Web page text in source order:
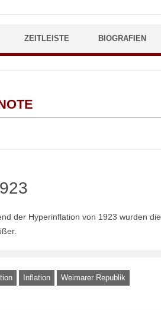
ZEITLEISTE BIOGRAFIEN
der Hyperinflation von 1923 wurden die
Inflation Weimarer Republik